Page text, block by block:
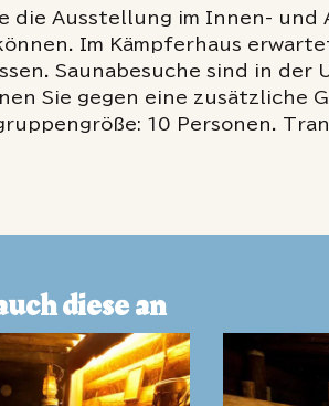
die Ausstellung im Innen- und
Im Kämpferhaus
Saunabesuche sind in
Sie gegen eine zusätzliche
10 Personen.
diese an